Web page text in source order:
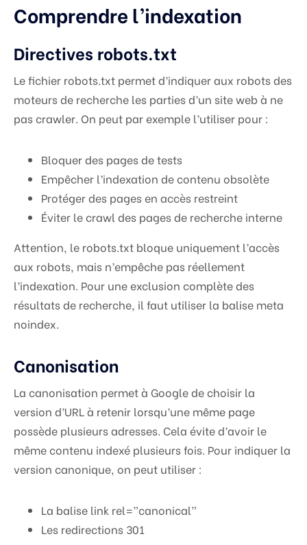
Comprendre l’indexation
Directives robots.txt
Le fichier robots.txt permet d’indiquer aux robots des
moteurs de recherche les parties d’un site web à ne
pas crawler. On peut par exemple l’utiliser pour :
Bloquer des pages de tests
Empêcher l’indexation de contenu obsolète
Protéger des pages en accès restreint
Éviter le crawl des pages de recherche interne
Attention, le robots.txt bloque uniquement l’accès
aux robots, mais n’empêche pas réellement
l’indexation. Pour une exclusion complète des
résultats de recherche, il faut utiliser la balise meta
noindex.
Canonisation
La canonisation permet à Google de choisir la
version d’URL à retenir lorsqu’une même page
possède plusieurs adresses. Cela évite d’avoir le
même contenu indexé plusieurs fois. Pour indiquer la
version canonique, on peut utiliser :
La balise link rel=”canonical”
Les redirections 301